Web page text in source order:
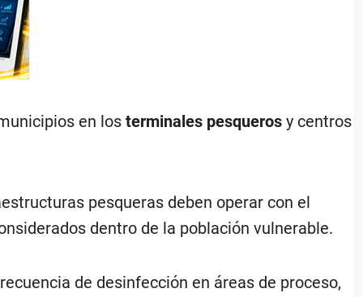
en losterminales pesqueros y centros
pesqueras deben operar con el
dentro de la población vulnerable.
de desinfección en áreas de proceso,